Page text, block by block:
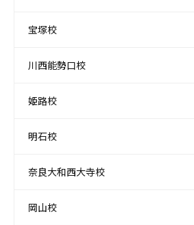
宝塚校
川西能勢口校
姫路校
明石校
奈良大和西大寺校
岡山校